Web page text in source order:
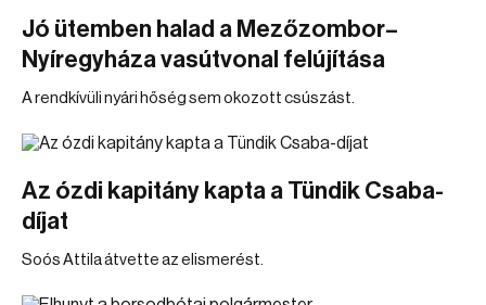
Jó ütemben halad a Mezőzombor–
Nyíregyháza vasútvonal felújítása
A rendkívüli nyári hőség sem okozott csúszást.
Az ózdi kapitány kapta a Tündik Csaba-
díjat
Soós Attila átvette az elismerést.